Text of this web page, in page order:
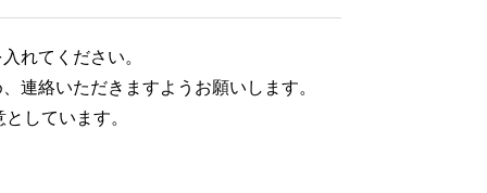
れてください。
連絡いただきますようお願いします。
しています。